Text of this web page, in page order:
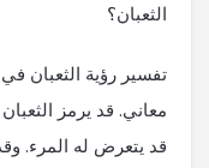
الثعبان؟
تفسير رؤية الثعبان
معاني. قد يرمز
قد يتعرض له المرء.